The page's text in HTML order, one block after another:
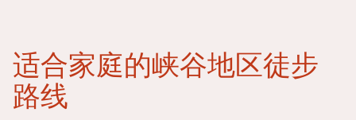
适合家庭的峡谷地区徒步
路线